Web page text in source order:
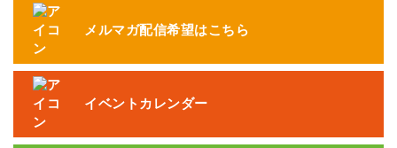
メルマガ配信希望はこちら
イベントカレンダー